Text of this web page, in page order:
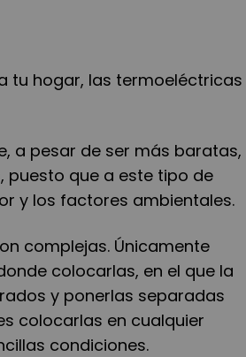
tu hogar, las termoeléctricas
a pesar de ser más baratas,
puesto que a este tipo de
y los factores ambientales.
complejas. Únicamente
colocarlas, en el que la
y ponerlas separadas
colocarlas en cualquier
condiciones.